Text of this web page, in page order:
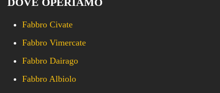
Fabbro Civate
Fabbro Vimercate
Fabbro Dairago
Fabbro Albiolo